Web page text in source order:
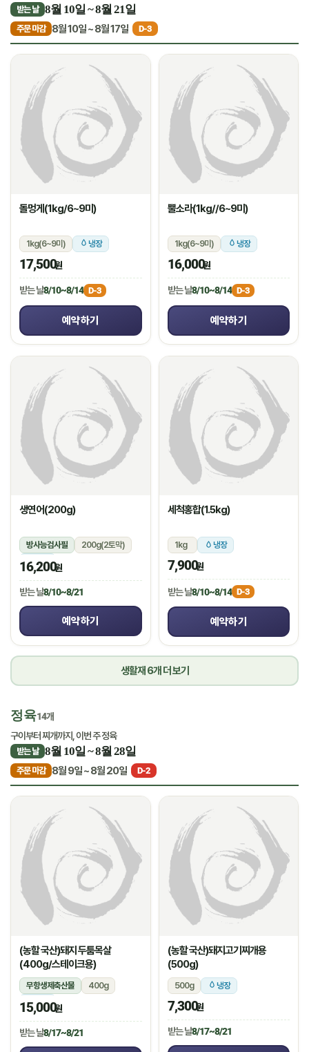
받는 날 8월 10일 ~ 8월 21일
주문 마감 8월 10일 ~ 8월 17일 D-3
돌멍게(1kg/6~9미)
1kg(6~9미) 냉장
17,500원
받는 날8/10~8/14 D-3
예약하기
뿔소라(1kg//6~9미)
1kg(6~9미) 냉장
16,000원
받는 날8/10~8/14 D-3
예약하기
생연어(200g)
방사능검사필
200g(2토막)
냉장
16,200원
받는 날8/10~8/21
예약하기
세척홍합(1.5kg)
1kg 냉장
7,900원
받는 날8/10~8/14 D-3
예약하기
생활재 6개 더 보기
정육14개
구이부터 찌개까지, 이번 주 정육
받는 날 8월 10일 ~ 8월 28일
주문 마감 8월 9일 ~ 8월 20일 D-2
(농할 국산)돼지 두툼목살
(400g/스테이크용)
무항생제축산물
400g
냉장
15,000원
받는 날8/17~8/21
(농할 국산)돼지고기찌개용
(500g)
500g 냉장
7,300원
받는 날8/17~8/21